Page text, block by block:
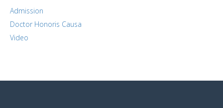
Admission
Doctor Honoris Causa
Video